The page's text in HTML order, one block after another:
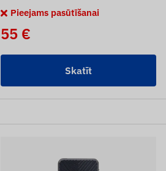
Pieejams pasūtīšanai
55 €
Skatīt